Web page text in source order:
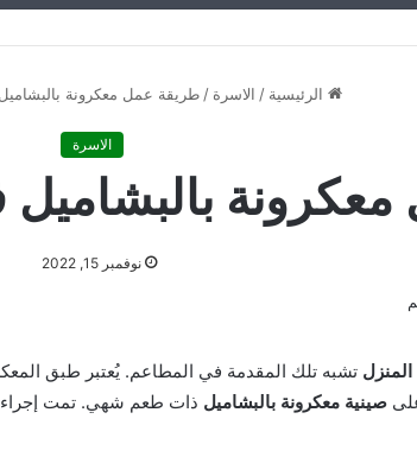
الرئيسية / الاسرة / طريقة عمل معكرونة
الاسرة
نوفمبر 15, 2022
تشبه تلك المقدمة في المطاعم. يُعتبر طبق
صينية معكرونة بالبشاميل ذات طعم شهي. تمت إجراء